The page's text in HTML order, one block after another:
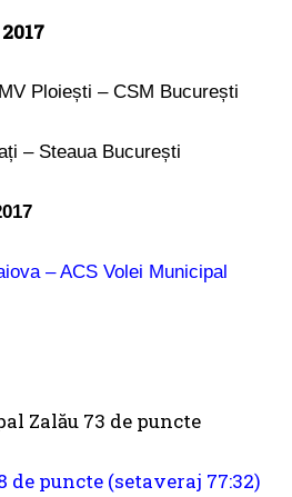
Ploiești – CSM București
– Steaua București
– ACS Volei Municipal
Zalău 73 de puncte
de puncte (setaveraj 77:32)